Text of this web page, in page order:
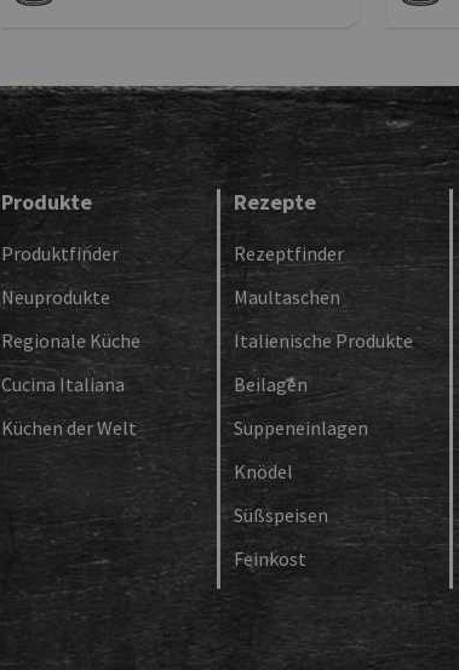
Produkte
Produktfinder
Neuprodukte
Regionale Küche
Cucina Italiana
Küchen der Welt
Rezepte
Rezeptfinder
Maultaschen
Italienische Produkte
Beilagen
Suppeneinlagen
Knödel
Süßspeisen
Feinkost